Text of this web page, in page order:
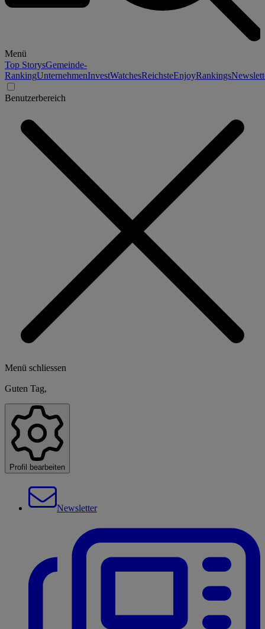
Menü
Top StorysGemeinde-
RankingUnternehmenInvestWatchesReichsteEnjoyRankings
Benutzerbereich
Menü schliessen
Guten Tag,
Profil bearbeiten
Newsletter